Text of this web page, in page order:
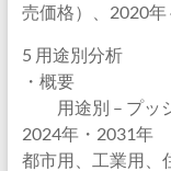
売価格）、2020
5 用途別分析
・概要
用途別 – プッシ
2024年・2031年
都市用、工業用、